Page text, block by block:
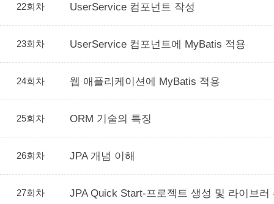
22회차 UserService 컴포넌트 작성
23회차 UserService 컴포넌트에 MyBatis 적용
24회차 웹 애플리케이션에 MyBatis 적용
25회차 ORM 기술의 특징
26회차 JPA 개념 이해
27회차 JPA Quick Start-프로젝트 생성 및 라이브러